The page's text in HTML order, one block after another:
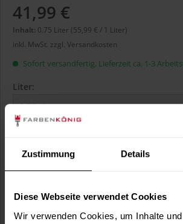
Zustimmung Details
Diese Webseite verwendet Cookies
Wir verwenden Cookies, um Inhalte
41,99 €
Inhalt: 0.75 Liter (55,99 € / 1 Liter)
inkl. MwSt. zzgl. Versandkosten
Sofort versandfertig, Lieferzeit ca. 1-3
Liter:
Wie viele m² wollen Sie bearbeiten?
m²